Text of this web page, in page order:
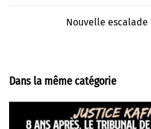
Nouvelle escalade
Dans la même catégorie